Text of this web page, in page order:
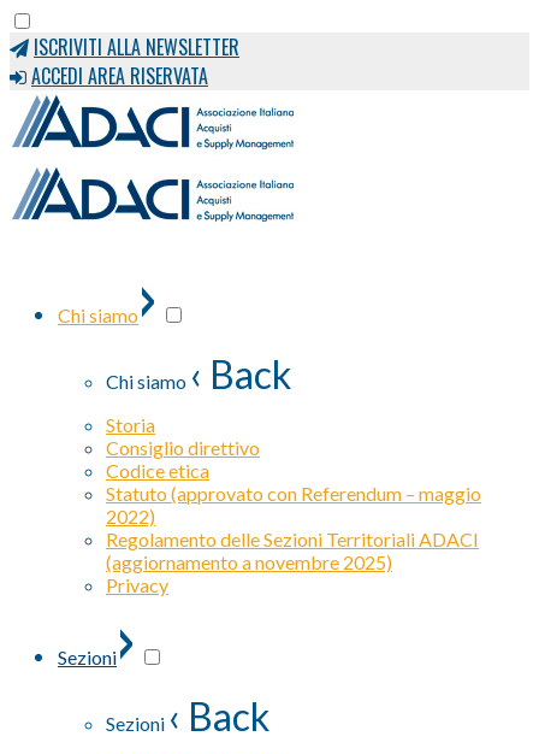
ISCRIVITI ALLA NEWSLETTER
ACCEDI AREA RISERVATA
Chi siamo ›
Chi siamo ‹ Back
Storia
Consiglio direttivo
Codice etica
Statuto (approvato con Referendum – maggio
2022)
Regolamento delle Sezioni Territoriali ADACI
(aggiornamento a novembre 2025)
Privacy
Sezioni›
Sezioni ‹ Back